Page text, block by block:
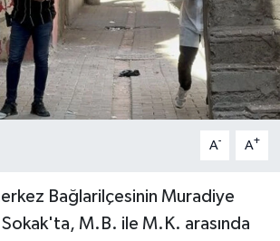
A- A+
Bağlarilçesinin Muradiye
M.B. ile M.K. arasında